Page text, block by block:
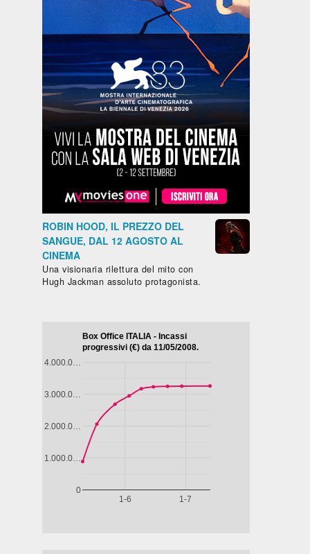
ROBIN HOOD, IL PREZZO DEL
SANGUE, DAL 12 AGOSTO AL
CINEMA
Una visionaria rilettura del mito con
Hugh Jackman assoluto protagonista.